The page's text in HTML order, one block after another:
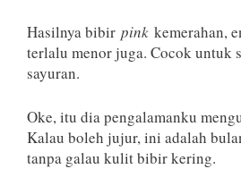
Hasilnya bibir pink kemerahan,
terlalu menor juga. Cocok untuk
sayuran.
Oke, itu dia pengalamanku
Kalau boleh jujur, ini adalah
tanpa galau kulit bibir kering.